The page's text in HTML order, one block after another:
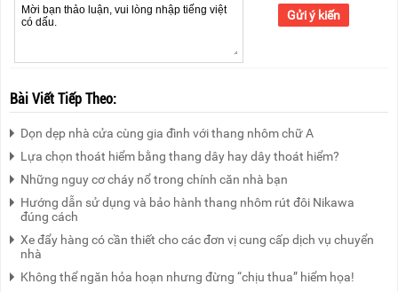
Gửi ý kiến
Bài Viết Tiếp Theo:
Dọn dẹp nhà cửa cùng gia đình với thang nhôm chữ A
Lựa chọn thoát hiểm bằng thang dây hay dây thoát hiểm?
Những nguy cơ cháy nổ trong chính căn nhà bạn
Hướng dẫn sử dụng và bảo hành thang nhôm rút đôi Nikawa
đúng cách
Xe đẩy hàng có cần thiết cho các đơn vị cung cấp dịch vụ chuyển
nhà
Không thể ngăn hỏa hoạn nhưng đừng “chịu thua” hiểm họa!